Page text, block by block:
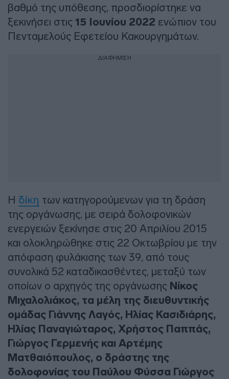
βαθμό της υπόθεσης, προσδιορίστηκε να
ξεκινήσει στις 15 Ιουνίου 2022 ενώπιον του
Πενταμελούς Εφετείου Κακουργημάτων.
ΔΙΑΦΗΜΙΣΗ
Η δίκη των κατηγορούμενων για τη δράση
της οργάνωσης, με σειρά δολοφονικών
ενεργειών ξεκίνησε στις 20 Απριλίου 2015
και ολοκληρώθηκε στις 22 Οκτωβρίου με την
απόφαση φυλάκισης των 39, από τους
συνολικά 52 καταδικασθέντες, μεταξύ των
οποίων ο αρχηγός της οργάνωσης Νίκος
Μιχαλολιάκος, τα μέλη της διευθυντικής
ομάδας Γιάννης Λαγός, Ηλίας Κασιδιάρης,
Ηλίας Παναγιώταρος, Χρήστος Παππάς,
Γιώργος Γερμενής και Αρτέμης
Ματθαιόπουλος, ο δράστης της
δολοφονίας του Παύλου Φύσσα Γιώργος